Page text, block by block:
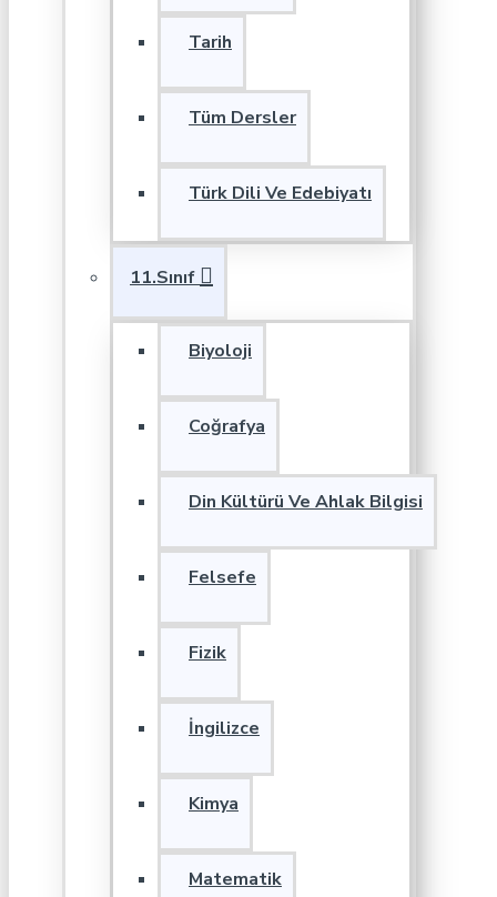
Tarih
Tüm Dersler
Türk Dili Ve Edebiyatı
11.Sınıf
Biyoloji
Coğrafya
Din Kültürü Ve Ahlak Bilgisi
Felsefe
Fizik
İngilizce
Kimya
Matematik